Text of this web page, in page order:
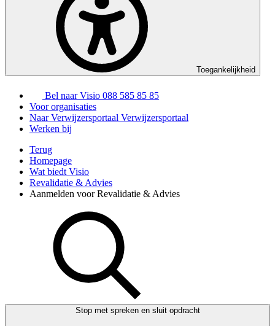
Toegankelijkheid
Bel naar Visio 088 585 85 85
Voor organisaties
Naar Verwijzersportaal Verwijzersportaal
Werken bij
Terug
Homepage
Wat biedt Visio
Revalidatie & Advies
Aanmelden voor Revalidatie & Advies
Stop met spreken en sluit opdracht